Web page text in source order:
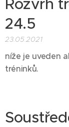
Rozvrh
24.5
23.05.2021
níže je uveden
tréninků.